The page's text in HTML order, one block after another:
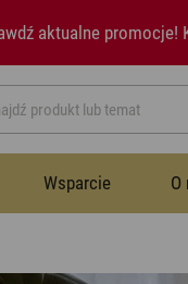
aktualne promocje!
Wsparcie O